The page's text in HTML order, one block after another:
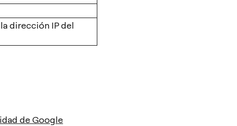
dirección IP del
de Google